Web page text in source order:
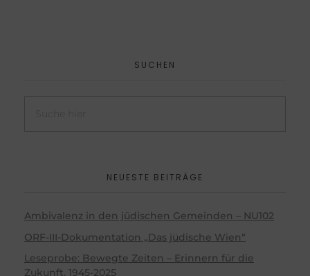
SUCHEN
NEUESTE BEITRÄGE
Ambivalenz in den jüdischen Gemeinden – NU102
ORF-III-Dokumentation „Das jüdische Wien“
Leseprobe: Bewegte Zeiten – Erinnern für die
Zukunft. 1945-2025